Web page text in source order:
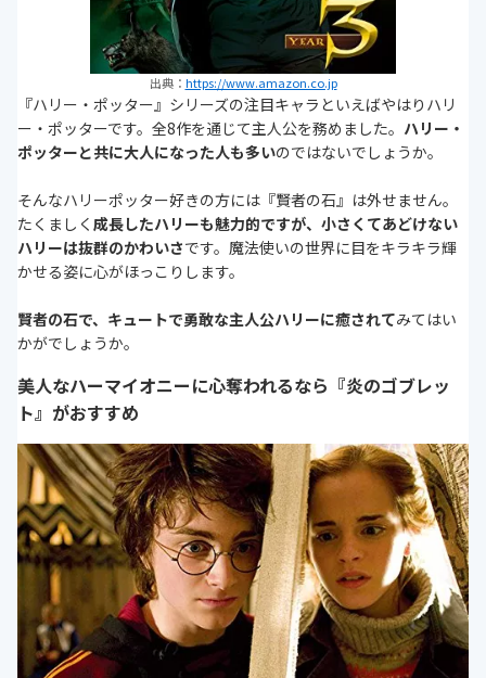
出典： https://www.amazon.co.jp
『ハリー・ポッター』シリーズの注目キャラといえばやはりハリ
ー・ポッターです。全8作を通じて主人公を務めました。 ハリー・
ポッターと共に大人になった人も多いのではないでしょうか。
そんなハリーポッター好きの方には『賢者の石』は外せません。
たくましく 成長したハリーも魅力的ですが、小さくてあどけない
ハリーは抜群のかわいさです。魔法使いの世界に目をキラキラ輝
かせる姿に心がほっこりします。
賢者の石で、キュートで勇敢な主人公ハリーに癒されてみてはい
かがでしょうか。
美人なハーマイオニーに心奪われるなら『炎のゴブレッ
ト』がおすすめ